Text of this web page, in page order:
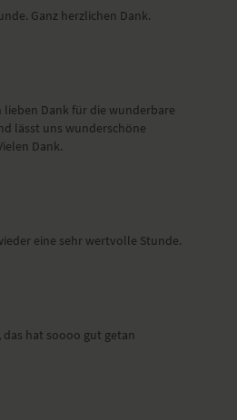
Ganz herzlichen Dank.
lieben Dank für die wunderbare
lässt uns wunderschöne
Dank.
eine sehr wertvolle Stunde.
das hat soooo gut getan